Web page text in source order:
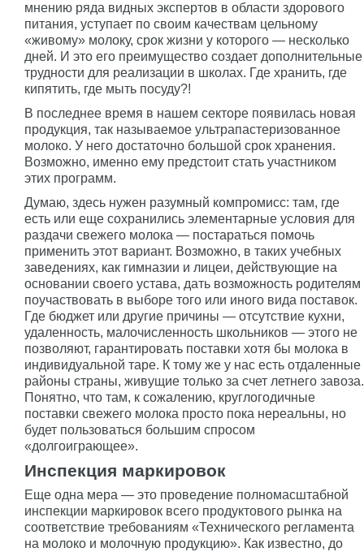
мнению ряда видных экспертов в области здорового
питания, уступает по своим качествам цельному
«живому» молоку, срок жизни у которого — несколько
дней. И это его преимущество создает дополнительные
трудности для реализации в школах. Где хранить, где
кипятить, где мыть посуду?!
В последнее время в нашем секторе появилась новая
продукция, так называемое ультрапастеризованное
молоко. У него достаточно большой срок хранения.
Возможно, именно ему предстоит стать участником
этих программ.
Думаю, здесь нужен разумный компромисс: там, где
есть или еще сохранились элементарные условия для
раздачи свежего молока — постараться помочь
применить этот вариант. Возможно, в таких учебных
заведениях, как гимназии и лицеи, действующие на
основании своего устава, дать возможность родителям
поучаствовать в выборе того или иного вида поставок.
Где бюджет или другие причины — отсутствие кухни,
удаленность, малочисленность школьников — этого не
позволяют, гарантировать поставки хотя бы молока в
индивидуальной таре. К тому же у нас есть отдаленные
районы страны, живущие только за счет летнего завоза.
Понятно, что там, к сожалению, круглогодичные
поставки свежего молока просто пока нереальны, но
будет пользоваться большим спросом
«долгоиграющее».
Инспекция маркировок
Еще одна мера — это проведение полномасштабной
инспекции маркировок всего продуктового рынка на
соответствие требованиям «Технического регламента
на молоко и молочную продукцию». Как известно, до